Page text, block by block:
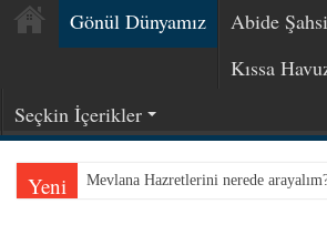
Gönül Dünyamız Abide
Kıssa
Seçkin İçerikler
Yeni Mevlana Hazretlerini nerede